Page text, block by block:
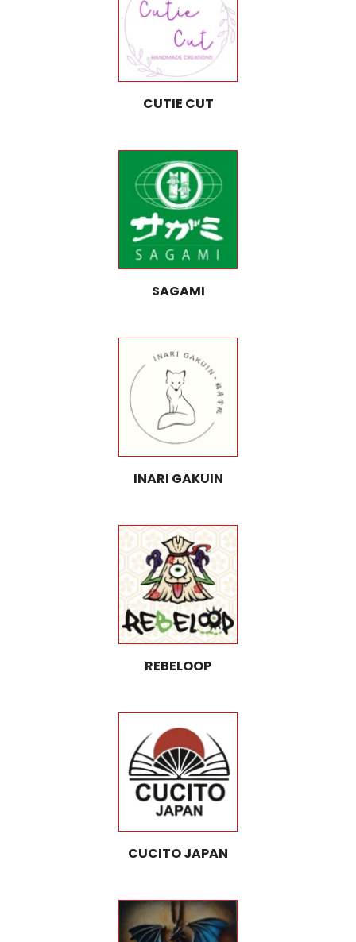
CUTIE CUT
SAGAMI
INARI GAKUIN
REBELOOP
CUCITO JAPAN